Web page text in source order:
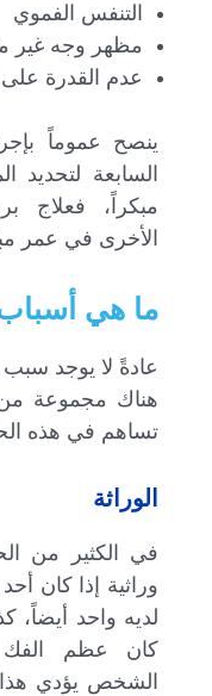
التنفس الفموي
مظهر وجه غير
عدم القدرة على
ينصح عموماً
السابعة لتحديد
مبكراً، فعلاج
الأخرى في عمر
ما هي أسباب
عادةً لا يوجد
هناك مجموعة من
تساهم في هذه
الوراثة
في الكثير من
وراثية إذا كان
لديه واحد أيضاً،
كان عظم الفك
الشخص يؤدي هذا